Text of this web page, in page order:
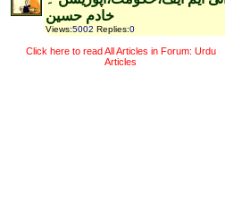
خادم حسین
Views:5002 Replies:0
Click here to read All Articles in Forum: Urdu
Articles